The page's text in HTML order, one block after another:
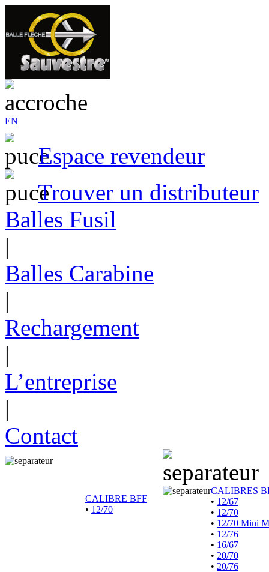
EN
Espace revendeur
Trouver un distributeur
Balles Fusil
|
Balles Carabine
|
Rechargement
|
L’entreprise
|
Contact
CALIBRE BFF
• 12/70
CALIBRES
• 12/67
• 12/70
• 12/70 Mini
• 12/76
• 16/67
• 20/70
• 20/76